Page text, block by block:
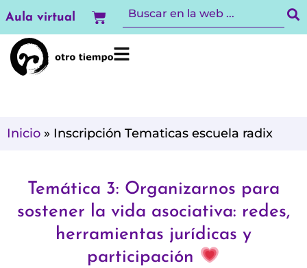
al
contenido
Aula virtual Carrito
Inicio » Inscripción Tematicas escuela radix
Temática 3: Organizarnos para
sostener la vida asociativa: redes,
herramientas jurídicas y
participación